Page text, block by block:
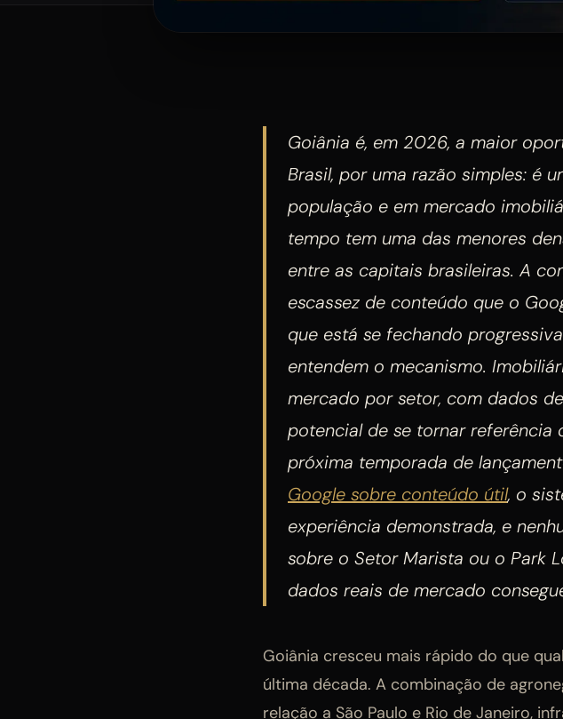
Goiânia é, em 2026, a maior
Brasil, por uma razão simples: é
população e em mercado
tempo tem uma das menores
entre as capitais brasileiras. A
escassez de conteúdo que o
que está se fechando
entendem o mecanismo.
mercado por setor, com dados
potencial de se tornar referência
próxima temporada de
Google sobre conteúdo útil, o
experiência demonstrada, e
sobre o Setor Marista ou o Park
dados reais de mercado
Goiânia cresceu mais rápido do que
última década. A combinação de
relação a São Paulo e Rio de Janeiro,